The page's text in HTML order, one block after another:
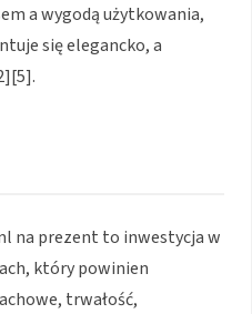
a wygodą użytkowania,
się elegancko, a
na prezent to inwestycja w
który powinien
trwałość,